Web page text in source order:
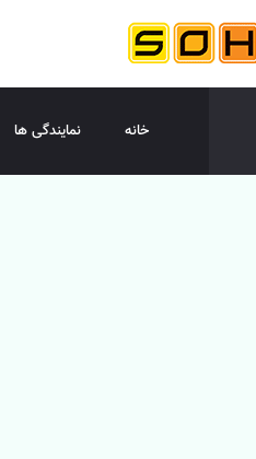
خانه نمایندگی ها